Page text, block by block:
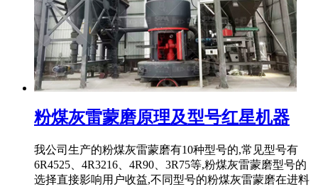
粉煤灰雷蒙磨原理及型号红星机器
我公司生产的粉煤灰雷蒙磨有10种型号的,常见型号有
6R4525、4R3216、4R90、3R75等,粉煤灰雷蒙磨型号的
选择直接影响用户收益,不同型号的粉煤灰雷蒙磨在进料